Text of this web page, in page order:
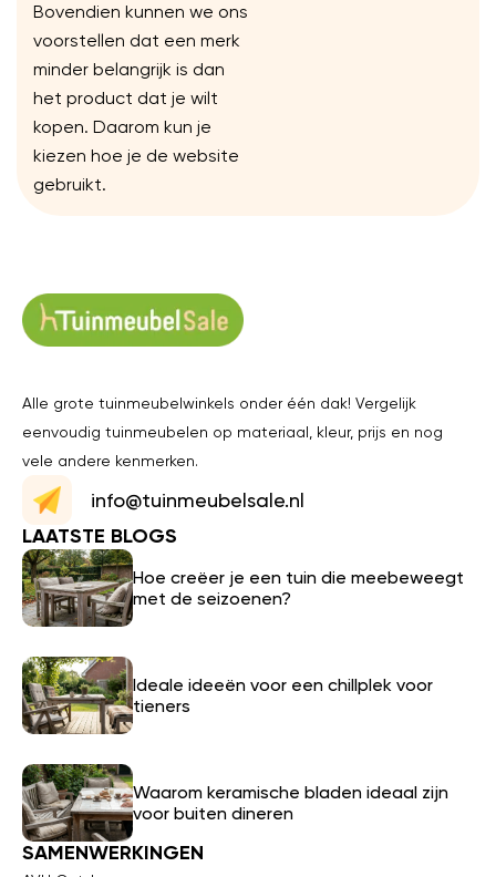
Bovendien kunnen we ons
voorstellen dat een merk
minder belangrijk is dan
het product dat je wilt
kopen. Daarom kun je
kiezen hoe je de website
gebruikt.
Alle grote tuinmeubelwinkels onder één dak! Vergelijk
eenvoudig tuinmeubelen op materiaal, kleur, prijs en nog
vele andere kenmerken.
info@tuinmeubelsale.nl
LAATSTE BLOGS
Hoe creëer je een tuin die meebeweegt
met de seizoenen?
Ideale ideeën voor een chillplek voor
tieners
Waarom keramische bladen ideaal zijn
voor buiten dineren
SAMENWERKINGEN